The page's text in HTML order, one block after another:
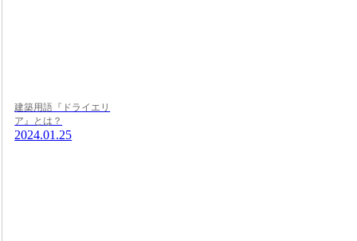
建築用語『ドライエリ
ア』とは？
2024.01.25